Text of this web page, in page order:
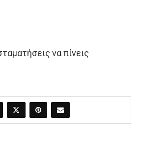
να πίνεις